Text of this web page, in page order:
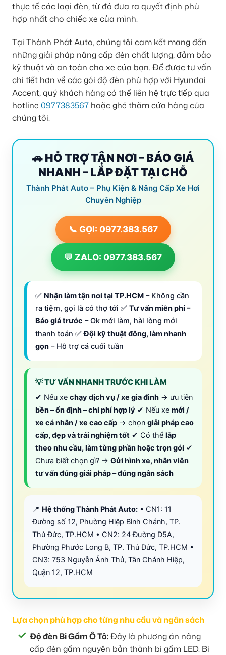
thực tế các loại đèn, từ đó đưa ra quyết định phù
hợp nhất cho chiếc xe của mình.
Tại Thành Phát Auto, chúng tôi cam kết mang đến
những giải pháp nâng cấp đèn chất lượng, đảm bảo
kỹ thuật và an toàn cho xe của bạn. Để được tư vấn
chi tiết hơn về các gói độ đèn phù hợp với Hyundai
Accent, quý khách hàng có thể liên hệ trực tiếp qua
hotline 0977383567 hoặc ghé thăm cửa hàng của
chúng tôi.
🚗 HỖ TRỢ TẬN NƠI – BÁO GIÁ
NHANH – LẮP ĐẶT TẠI CHỖ
Thành Phát Auto – Phụ Kiện & Nâng Cấp Xe Hơi
Chuyên Nghiệp
📞 GỌI: 0977.383.567
💬 ZALO: 0977.383.567
✅ Nhận làm tận nơi tại TP.HCM – Không cần
ra tiệm, gọi là có thợ tới ✅ Tư vấn miễn phí –
Báo giá trước – Ok mới làm, hài lòng mới
thanh toán ✅Đội kỹ thuật đông, làm nhanh
gọn – Hỗ trợ cả cuối tuần
💡 TƯ VẤN NHANH TRƯỚC KHI LÀM
✔ Nếu xe chạy dịch vụ / xe gia đình → ưu tiên
bền – ổn định – chi phí hợp lý ✔ Nếu xe mới /
xe cá nhân / xe cao cấp → chọn giải pháp cao
cấp, đẹp và trải nghiệm tốt ✔ Có thể lắp
theo nhu cầu, làm từng phần hoặc trọn gói ✔
Chưa biết chọn gì? → Gửi hình xe, nhân viên
tư vấn đúng giải pháp – đúng ngân sách
📍 Hệ thống Thành Phát Auto: • CN1: 11
Đường số 12, Phường Hiệp Bình Chánh, TP.
Thủ Đức, TP.HCM • CN2: 24 Đường D5A,
Phường Phước Long B, TP. Thủ Đức, TP.HCM •
CN3: 753 Nguyễn Ảnh Thủ, Tân Chánh Hiệp,
Quận 12, TP.HCM
Lựa chọn phù hợp cho từng nhu cầu và ngân sách
Độ đèn Bi Gầm Ô Tô:Đây là phương án nâng
cấp đèn gầm nguyên bản thành bi gầm LED. Bi